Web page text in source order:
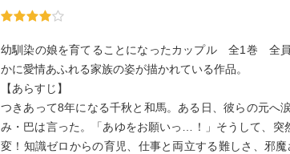
幼馴染の娘を育てることになったカップル 全1巻 全
かに愛情あふれる家族の姿が描かれている作品。
【あらすじ】
つきあって8年になる千秋と和馬。ある日、彼らの元へ
み・巴は言った。「あゆをお願いっ…！」そうして、突
変！知識ゼロからの育児、仕事と両立する難しさ、邪